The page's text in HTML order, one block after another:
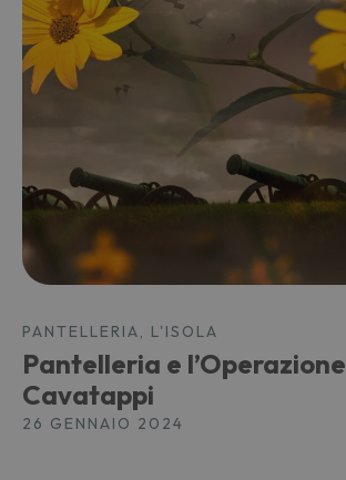
PANTELLERIA, L'ISOLA
Pantelleria e l’Operazione
Cavatappi
26 GENNAIO 2024